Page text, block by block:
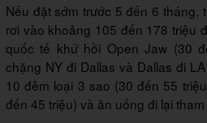
Nếu đặt sớm trước 5 đến 6 tháng,
rơi vào khoảng 105 đến 178 triệu
quốc tế khứ hồi Open Jaw (30
chặng NY đi Dallas và Dallas đi
10 đêm loại 3 sao (30 đến 55
đến 45 triệu) và ăn uống đi lại